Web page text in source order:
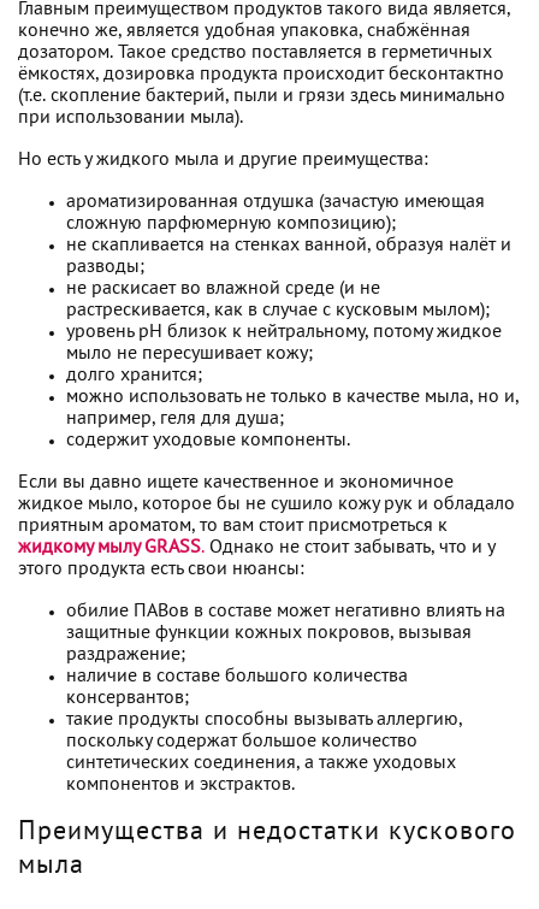
Главным преимуществом продуктов такого вида является,
конечно же, является удобная упаковка, снабжённая
дозатором. Такое средство поставляется в герметичных
ёмкостях, дозировка продукта происходит бесконтактно
(т.е. скопление бактерий, пыли и грязи здесь минимально
при использовании мыла).
Но есть у жидкого мыла и другие преимущества:
ароматизированная отдушка (зачастую имеющая
сложную парфюмерную композицию);
не скапливается на стенках ванной, образуя налёт и
разводы;
не раскисает во влажной среде (и не
растрескивается, как в случае с кусковым мылом);
уровень рН близок к нейтральному, потому жидкое
мыло не пересушивает кожу;
долго хранится;
можно использовать не только в качестве мыла, но и,
например, геля для душа;
содержит уходовые компоненты.
Если вы давно ищете качественное и экономичное
жидкое мыло, которое бы не сушило кожу рук и обладало
приятным ароматом, то вам стоит присмотреться к
жидкому мылу GRASS. Однако не стоит забывать, что и у
этого продукта есть свои нюансы:
обилие ПАВов в составе может негативно влиять на
защитные функции кожных покровов, вызывая
раздражение;
наличие в составе большого количества
консервантов;
такие продукты способны вызывать аллергию,
поскольку содержат большое количество
синтетических соединения, а также уходовых
компонентов и экстрактов.
Преимущества и недостатки кускового
мыла